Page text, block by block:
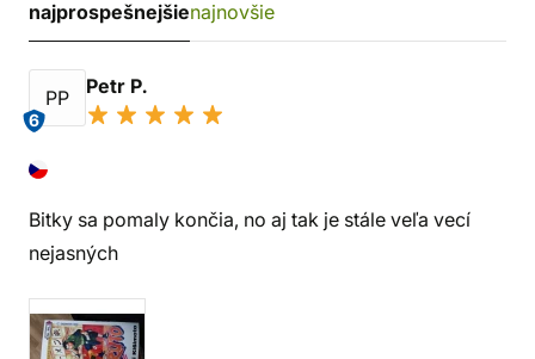
najprospešnejšienajnovšie
PP
6
Petr P.
Bitky sa pomaly končia, no aj tak je stále veľa vecí
nejasných